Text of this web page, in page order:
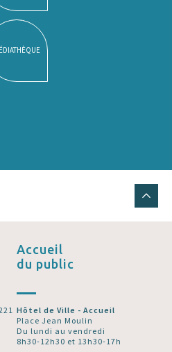
Accueil
du public
Hôtel de Ville - Accueil
Place Jean Moulin
Du lundi au vendredi
8h30-12h30 et 13h30-17h